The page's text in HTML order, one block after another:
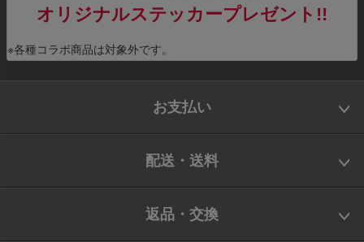
オリジナルステッカープレゼント!!
※各種コラボ商品は対象外です。
お支払い
配送・送料
返品・交換